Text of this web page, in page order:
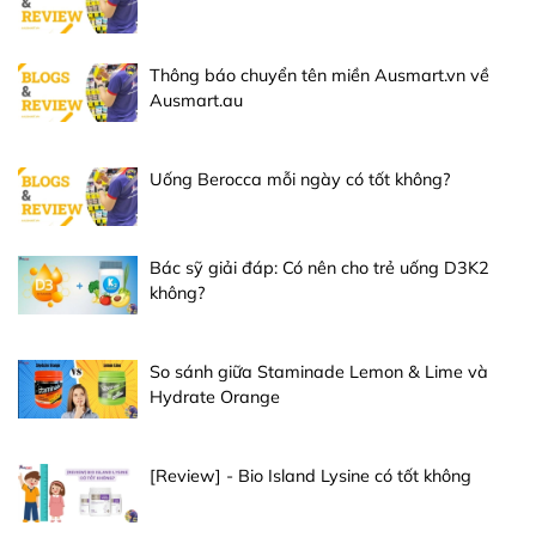
Thông báo chuyển tên miền Ausmart.vn về
Ausmart.au
Uống Berocca mỗi ngày có tốt không?
Bác sỹ giải đáp: Có nên cho trẻ uống D3K2
không?
So sánh giữa Staminade Lemon & Lime và
Hydrate Orange
[Review] - Bio Island Lysine có tốt không